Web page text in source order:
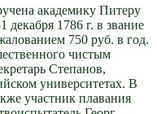
академику Питеру
1786 г. в звание
750 руб. в год.
чистым
Степанов,
университетах. В
участник плавания